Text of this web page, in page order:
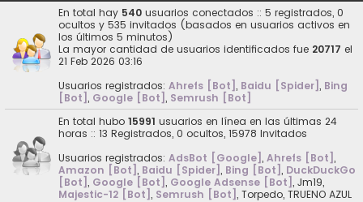
En total hay 540 usuarios conectados :: 5 registrados, 0
ocultos y 535 invitados (basados en usuarios activos en
los últimos 5 minutos)
La mayor cantidad de usuarios identificados fue 20717 el
21 Feb 2026 03:16
Usuarios registrados: Ahrefs [Bot], Baidu [Spider], Bing
[Bot], Google [Bot], Semrush [Bot]
En total hubo 15991 usuarios en línea en las últimas 24
horas :: 13 Registrados, 0 ocultos, 15978 Invitados
Usuarios registrados: AdsBot [Google], Ahrefs [Bot],
Amazon [Bot], Baidu [Spider], Bing [Bot], DuckDuckGo
[Bot], Google [Bot], Google Adsense [Bot], Jm19,
Majestic-12 [Bot], Semrush [Bot], Torpedo, TRUENO AZUL